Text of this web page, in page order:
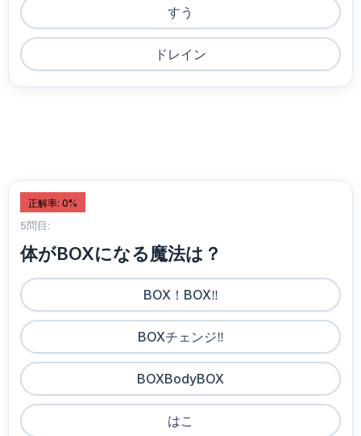
すう
ドレイン
正解率: 0%
5問目:
体がBOXになる魔法は？
BOX！BOX‼️
BOXチェンジ‼️
BOXBodyBOX
はこ